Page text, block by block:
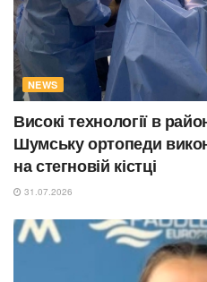
NEWS
Високі технології в
Шумську ортопеди
на стегновій кістці
31.07.2026